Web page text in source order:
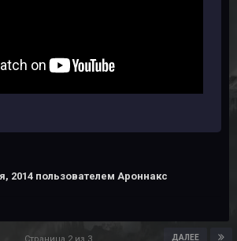
2014 пользователем Ароннакс
ДАЛЕЕ